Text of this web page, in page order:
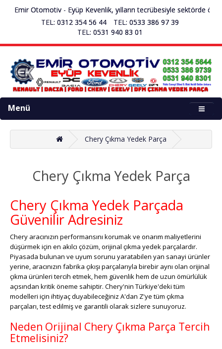
Otomotiv - Eyüp Kevenlik, yılların tecrübesiyle sektörde öncü
TEL: 0312 354 56 44
TEL: 0533 386 97 39
TEL: 0531 940 83 01
Menü
Chery Çıkma Yedek Parça
Chery Çıkma Yedek Parça
Chery Çıkma Yedek Parçada
Güvenilir Adresiniz
Chery aracınızın performansını korumak ve onarım maliyetlerini
düşürmek için en akılcı çözüm, orijinal çıkma yedek parçalardır.
Piyasada bulunan ve uyum sorunu yaratabilen yan sanayi ürünler
yerine, aracınızın fabrika çıkışı parçalarıyla birebir aynı olan orijinal
çıkma ürünleri tercih etmek, hem güvenlik hem de uzun ömürlülük
açısından kritik öneme sahiptir. Chery'nin Türkiye'deki tüm
modelleri için ihtiyaç duyabileceğiniz A'dan Z'ye tüm çıkma
parçaları, test edilmiş ve garantili olarak sizlere sunuyoruz.
Neden Orijinal Chery Çıkma Parça Tercih
Etmelisiniz?